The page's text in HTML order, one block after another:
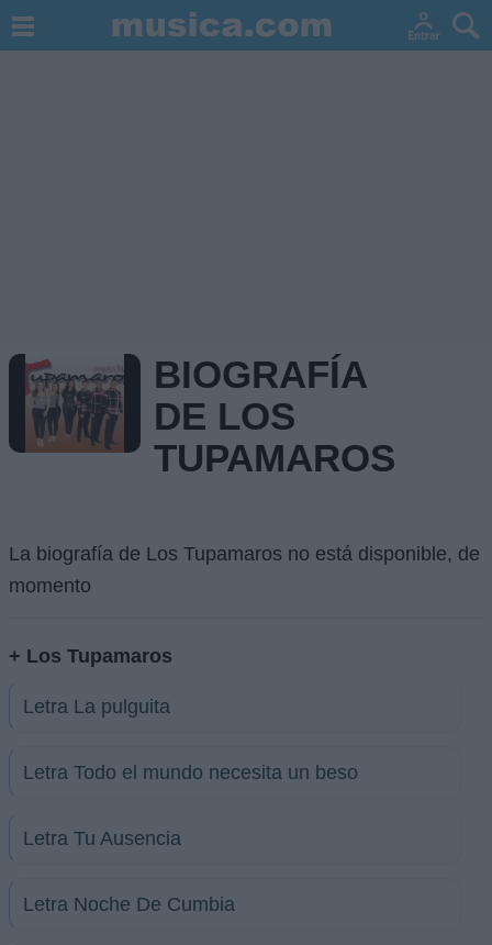
BIOGRAFÍA
DE LOS
TUPAMAROS
La biografía de Los Tupamaros no está disponible, de
momento
+ Los Tupamaros
Letra La pulguita
Letra Todo el mundo necesita un beso
Letra Tu Ausencia
Letra Noche De Cumbia